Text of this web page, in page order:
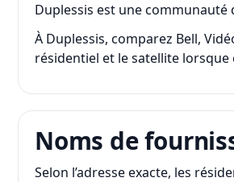
Duplessis est une communauté
À Duplessis, comparez Bell,
résidentiel et le satellite lorsque
Noms de
Selon l’adresse exacte, les